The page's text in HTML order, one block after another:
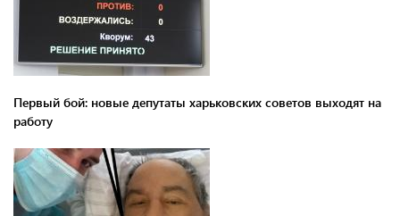
Первый бой: новые депутаты харьковских советов выходят на
работу